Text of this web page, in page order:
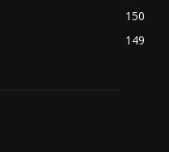
150
149